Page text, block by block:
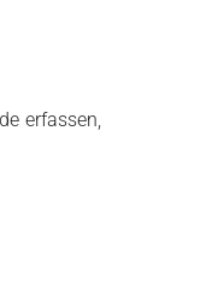
erfassen,